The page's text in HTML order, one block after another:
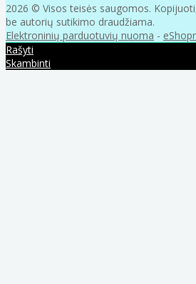
2026 © Visos teisės saugomos.
be autorių sutikimo draudžiama.
Elektroninių parduotuvių nuoma -
Rašyti
Skambinti